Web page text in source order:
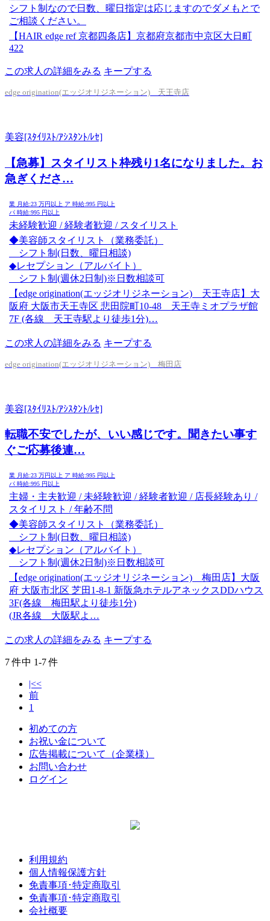
シフト制なので日数、曜日指定は応じますのでダメもとで
ご相談ください。
【HAIR edge ref 京都四条店】京都府京都市中京区大日町
422
この求人の詳細をみる キープする
edge origination(エッジオリジネーション) 天王寺店
美容[ｽﾀｲﾘｽﾄ/ｱｼｽﾀﾝﾄ/ﾚｾ]
【急募】スタイリスト枠残り1名になりました。お
急ぎくださ…
業 月給:23 万円以上 ア 時給:995 円以上
パ 時給:995 円以上
未経験歓迎 / 経験者歓迎 / スタイリスト
◆美容師スタイリスト（業務委託）
シフト制(日数、曜日相談)
◆レセプション（アルバイト）
シフト制(週休2日制)※日数相談可
【edge origination(エッジオリジネーション) 天王寺店】大
阪府 大阪市天王寺区 悲田院町10-48 天王寺ミオプラザ館
7F (各線 天王寺駅より徒歩1分)…
この求人の詳細をみる キープする
edge origination(エッジオリジネーション) 梅田店
美容[ｽﾀｲﾘｽﾄ/ｱｼｽﾀﾝﾄ/ﾚｾ]
転職不安でしたが、いい感じです。聞きたい事す
ぐご応募後連…
業 月給:23 万円以上 ア 時給:995 円以上
パ 時給:995 円以上
主婦・主夫歓迎 / 未経験歓迎 / 経験者歓迎 / 店長経験あり /
スタイリスト / 年齢不問
◆美容師スタイリスト（業務委託）
シフト制(日数、曜日相談)
◆レセプション（アルバイト）
シフト制(週休2日制)※日数相談可
【edge origination(エッジオリジネーション) 梅田店】大阪
府 大阪市北区 芝田1-8-1 新阪急ホテルアネックスDDハウス
3F(各線 梅田駅より徒歩1分)
(JR各線 大阪駅よ…
この求人の詳細をみる キープする
7件中 1-7件
|<<
前
1
初めての方
お祝い金について
広告掲載について（企業様）
お問い合わせ
ログイン
利用規約
個人情報保護方針
免責事項･特定商取引
免責事項･特定商取引
会社概要